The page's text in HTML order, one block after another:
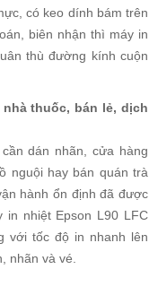
có keo dính bám trên
biên nhận thì máy in
thù đường kính cuộn
thuốc, bán lẻ, dịch
dán nhãn, cửa hàng
nguội hay bán quán trà
hành ổn định đã được
in nhiệt Epson L90 LFC
với tốc độ in nhanh lên
nhãn và vé.